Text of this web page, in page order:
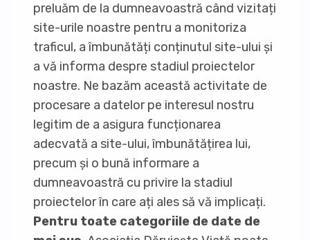
preluăm de la dumneavoastră când vizitați
site-urile noastre pentru a monitoriza
traficul, a îmbunătăți conținutul site-ului și
a vă informa despre stadiul proiectelor
noastre. Ne bazăm această activitate de
procesare a datelor pe interesul nostru
legitim de a asigura funcționarea
adecvată a site-ului, îmbunătățirea lui,
precum și o bună informare a
dumneavoastră cu privire la stadiul
proiectelor în care ați ales să vă implicați.
Pentru toate categoriile de date de